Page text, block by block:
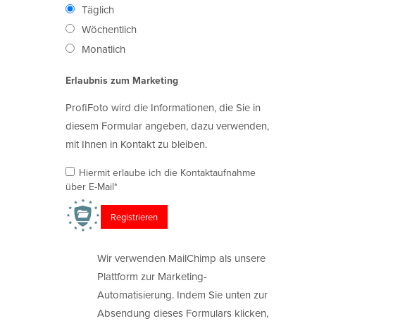
Täglich
Wöchentlich
Monatlich
Erlaubnis zum Marketing
ProfiFoto wird die Informationen, die Sie in
diesem Formular angeben, dazu verwenden,
mit Ihnen in Kontakt zu bleiben.
Hiermit erlaube ich die Kontaktaufnahme
über E-Mail*
Wir verwenden MailChimp als unsere
Plattform zur Marketing-
Automatisierung. Indem Sie unten zur
Absendung dieses Formulars klicken,